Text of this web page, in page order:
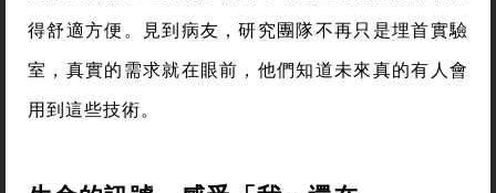
得舒適方便。見到病友，研究團隊不再只是埋首實驗
室，真實的需求就在眼前，他們知道未來真的有人會
用到這些技術。